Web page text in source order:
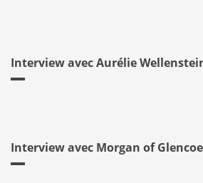
Interview avec Aurélie
Interview avec Morgan of Glencoe